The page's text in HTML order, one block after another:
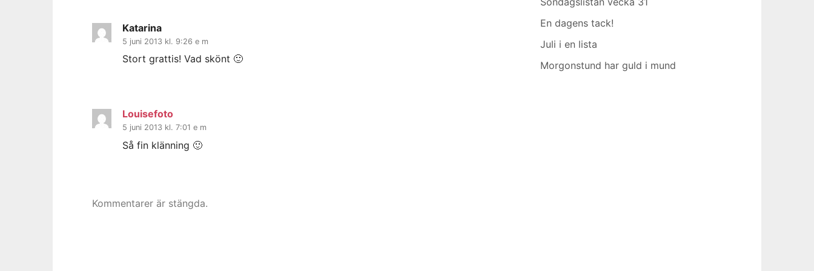
Katarina
5 juni 2013 kl. 9:26 e m
Stort grattis! Vad skönt 🙂
Louisefoto
5 juni 2013 kl. 7:01 e m
Så fin klänning 🙂
Kommentarer är stängda.
En dagens tack!
Juli i en lista
Morgonstund har guld i mund